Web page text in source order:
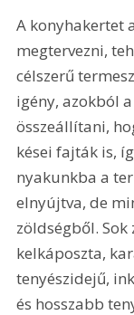
A konyhakertet
megtervezni,
célszerű
igény, azokból
összeállítani,
kései fajták is,
nyakunkba a
elnyújtva, de
zöldségből.
kelkáposzta,
tenyészidejű,
és hosszabb